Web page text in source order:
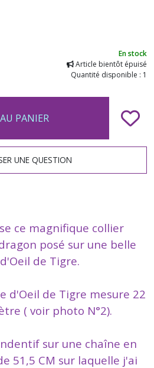
En stock
Article bientôt épuisé
Quantité disponible : 1
PANIER
UNE QUESTION
ce magnifique collier
posé sur une belle
de Tigre.
d'Oeil de Tigre mesure 22
( voir photo N°2).
sur une chaîne en
51,5 CM sur laquelle j'ai